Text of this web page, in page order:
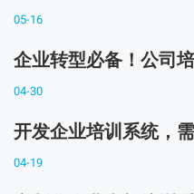
05-16
企业转型必备！公司
04-30
开发企业培训系统，
04-19